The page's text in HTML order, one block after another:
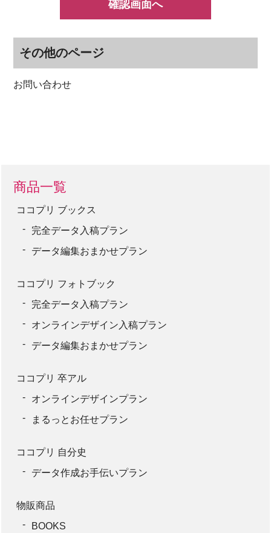
その他のページ
お問い合わせ
商品一覧
ココプリ ブックス
完全データ入稿プラン
データ編集おまかせプラン
ココプリ フォトブック
完全データ入稿プラン
オンラインデザイン入稿プラン
データ編集おまかせプラン
ココプリ 卒アル
オンラインデザインプラン
まるっとお任せプラン
ココプリ 自分史
データ作成お手伝いプラン
物販商品
BOOKS